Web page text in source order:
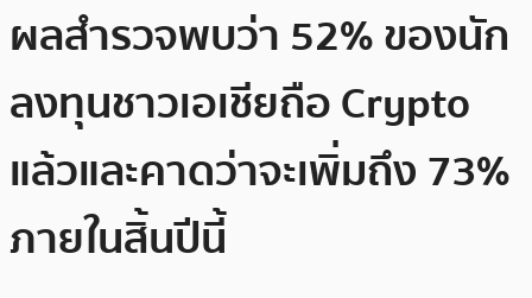
ผลสำรวจพบว่า 52% ของนัก
ลงทุนชาวเอเชียถือ Crypto
แล้วและคาดว่าจะเพิ่มถึง 73%
ภายในสิ้นปีนี้